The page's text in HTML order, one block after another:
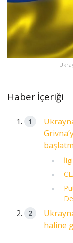
Haber İçeriği
haline